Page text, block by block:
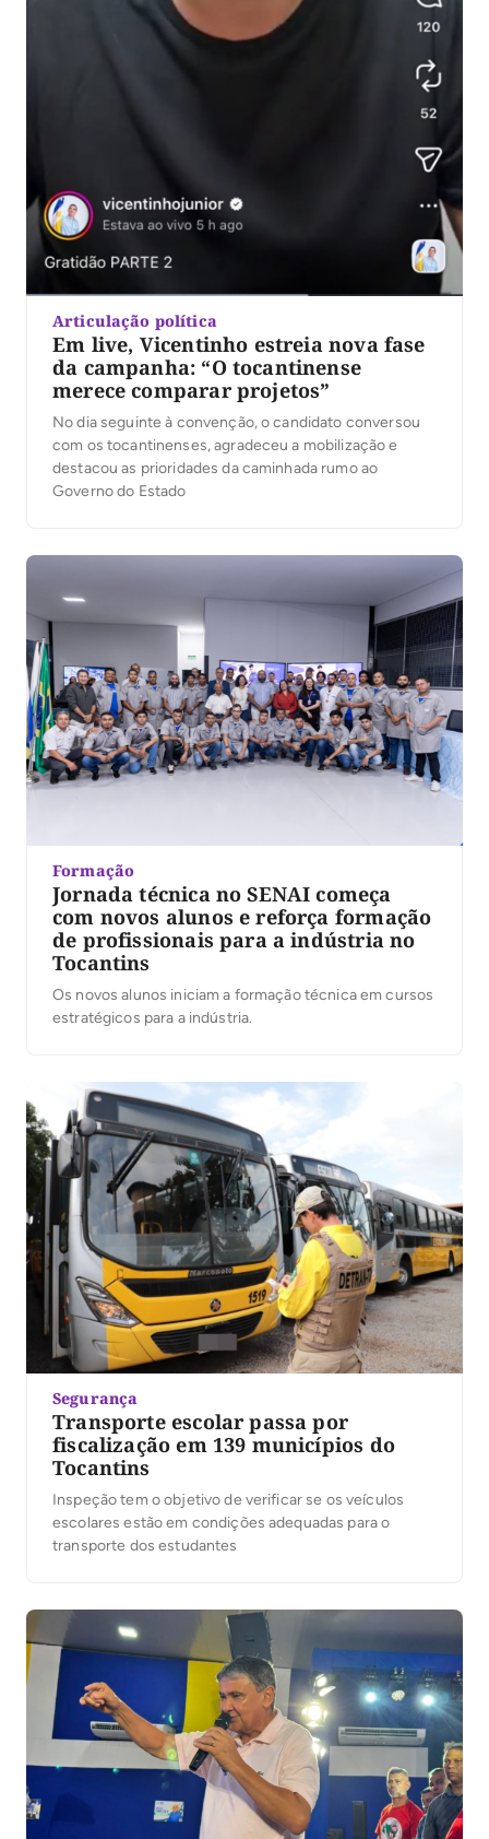
Articulação política
Em live, Vicentinho estreia nova fase
da campanha: “O tocantinense
merece comparar projetos”
No dia seguinte à convenção, o candidato conversou
com os tocantinenses, agradeceu a mobilização e
destacou as prioridades da caminhada rumo ao
Governo do Estado
Formação
Jornada técnica no SENAI começa
com novos alunos e reforça formação
de profissionais para a indústria no
Tocantins
Os novos alunos iniciam a formação técnica em cursos
estratégicos para a indústria.
Segurança
Transporte escolar passa por
fiscalização em 139 municípios do
Tocantins
Inspeção tem o objetivo de verificar se os veículos
escolares estão em condições adequadas para o
transporte dos estudantes